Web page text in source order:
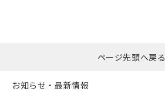
ページ先頭へ戻る
お知らせ・最新情報